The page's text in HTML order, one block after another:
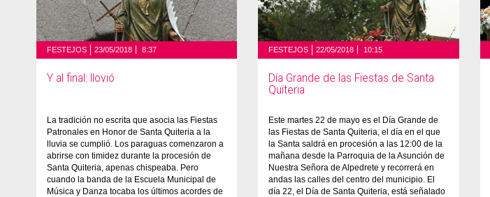
FESTEJOS 23/05/2018 8:37
Y al final: llovió
La tradición no escrita que asocia las Fiestas
Patronales en Honor de Santa Quiteria a la
lluvia se cumplió. Los paraguas comenzaron a
abrirse con timidez durante la procesión de
Santa Quiteria, apenas chispeaba. Pero
cuando la banda de la Escuela Municipal de
Música y Danza tocaba los últimos acordes de
FESTEJOS 22/05/2018 10:15
Día Grande de las Fiestas de Santa
Quiteria
Este martes 22 de mayo es el Día Grande de
las Fiestas de Santa Quiteria, el día en el que
la Santa saldrá en procesión a las 12:00 de la
mañana desde la Parroquia de la Asunción de
Nuestra Señora de Alpedrete y recorrerá en
andas las calles del centro del municipio. El
día 22, el Día de Santa Quiteria, está señalado